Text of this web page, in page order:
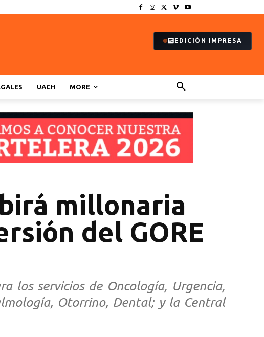
EDICIÓN IMPRESA
UACH MORE
millonaria
del GORE
los servicios de Oncología, Urgencia,
Otorrino, Dental; y la Central